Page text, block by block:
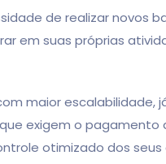
de realizar novos
em suas próprias
maior escalabilidade,
exigem o pagamento
otimizado dos